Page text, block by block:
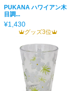
PUKANA ハワイアン木
目調...
¥1,430
グッズ3位